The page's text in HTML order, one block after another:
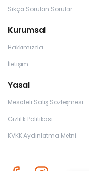
Sıkça Sorulan Sorular
Kurumsal
Hakkımızda
İletişim
Yasal
Mesafeli Satış Sözleşmesi
Gizlilik Politikası
KVKK Aydınlatma Metni